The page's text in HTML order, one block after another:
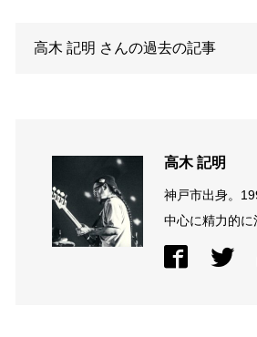
高木 記明 さんの過去の記事
高木 記明
神戸市出身。
中心に精力的